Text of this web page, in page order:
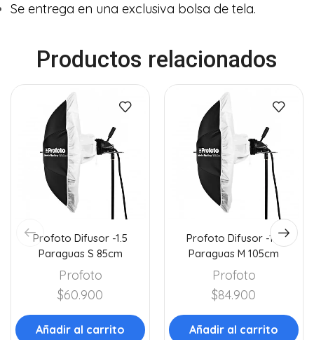
Se entrega en una exclusiva bolsa de tela.
Productos relacionados
Profoto Difusor -1.5
Paraguas S 85cm
Profoto
$60.900
Añadir al carrito
Profoto Difusor -1.5
Paraguas M 105cm
Profoto
$84.900
Añadir al carrito